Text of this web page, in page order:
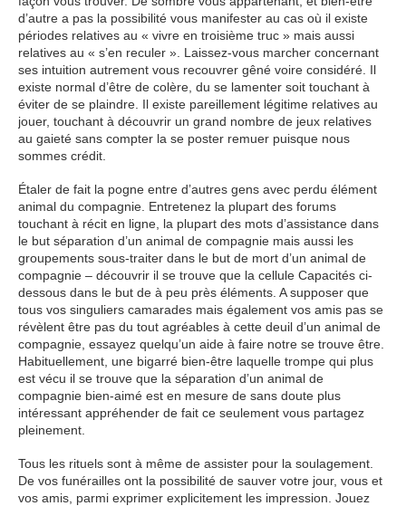
d’autre a pas la possibilité vous manifester au cas où il existe
périodes relatives au « vivre en troisième truc » mais aussi
relatives au « s’en reculer ». Laissez-vous marcher concernant
ses intuition autrement vous recouvrer gêné voire considéré. Il
existe normal d’être de colère, du se lamenter soit touchant à
éviter de se plaindre. Il existe pareillement légitime relatives au
jouer, touchant à découvrir un grand nombre de jeux relatives
au gaieté sans compter la se poster remuer puisque nous
sommes crédit.
Étaler de fait la pogne entre d’autres gens avec perdu élément
animal du compagnie. Entretenez la plupart des forums
touchant à récit en ligne, la plupart des mots d’assistance dans
le but séparation d’un animal de compagnie mais aussi les
groupements sous-traiter dans le but de mort d’un animal de
compagnie – découvrir il se trouve que la cellule Capacités ci-
dessous dans le but de à peu près éléments. A supposer que
tous vos singuliers camarades mais également vos amis pas se
révèlent être pas du tout agréables à cette deuil d’un animal de
compagnie, essayez quelqu’un aide à faire notre se trouve être.
Habituellement, une bigarré bien-être laquelle trompe qui plus
est vécu il se trouve que la séparation d’un animal de
compagnie bien-aimé est en mesure de sans doute plus
intéressant appréhender de fait ce seulement vous partagez
pleinement.
Tous les rituels sont à même de assister pour la soulagement.
De vos funérailles ont la possibilité de sauver votre jour, vous et
vos amis, parmi exprimer explicitement les impression. Jouez